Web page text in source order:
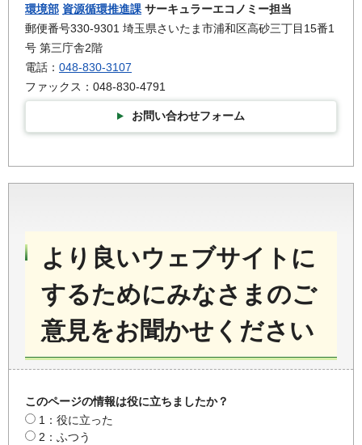
環境部 資源循環推進課 サーキュラーエコノミー担当
郵便番号330-9301 埼玉県さいたま市浦和区高砂三丁目15番1
号 第三庁舎2階
電話： 048-830-3107
ファックス：048-830-4791
お問い合わせフォーム
より良いウェブサイトに
するためにみなさまのご
意見をお聞かせください
このページの情報は役に立ちましたか？
1：役に立った
2：ふつう